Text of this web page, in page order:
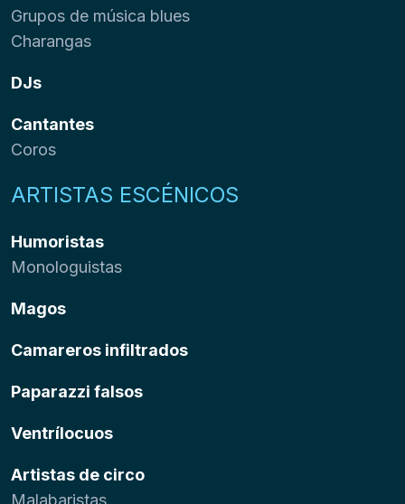
Grupos de música blues
Charangas
DJs
Cantantes
Coros
ARTISTAS ESCÉNICOS
Humoristas
Monologuistas
Magos
Camareros infiltrados
Paparazzi falsos
Ventrílocuos
Artistas de circo
Malabaristas